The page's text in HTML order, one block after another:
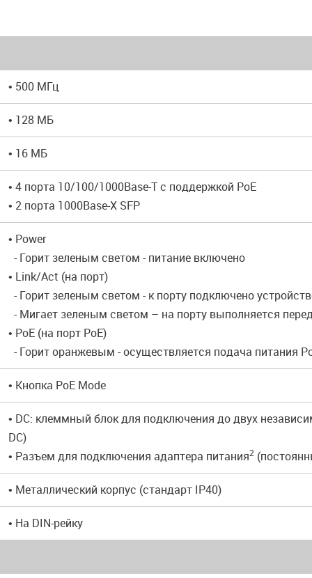
• 500 МГц
• 128 МБ
• 16 МБ
• 4 порта 10/100/1000Base-T с поддержкой PoE
• 2 порта 1000Base-X SFP
• Power
- Горит зеленым светом - питание включено
• Link/Act (на порт)
- Горит зеленым светом - к порту подключено
- Мигает зеленым светом – на порту выполняется
• PoE (на порт PoE)
- Горит оранжевым - осуществляется подача питания
• Кнопка PoE Mode
• DC: клеммный блок для подключения до двух
DC)
• Разъем для подключения адаптера питания2
• Металлический корпус (стандарт IP40)
• На DIN-рейку